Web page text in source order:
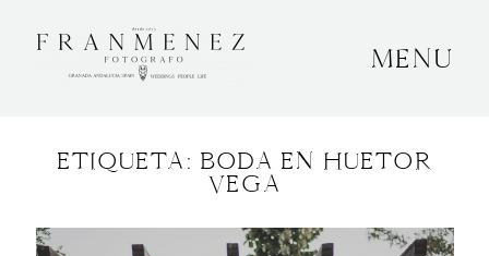
MENU
ETIQUETA: BODA EN HUETOR
VEGA
SOBRE MÍ